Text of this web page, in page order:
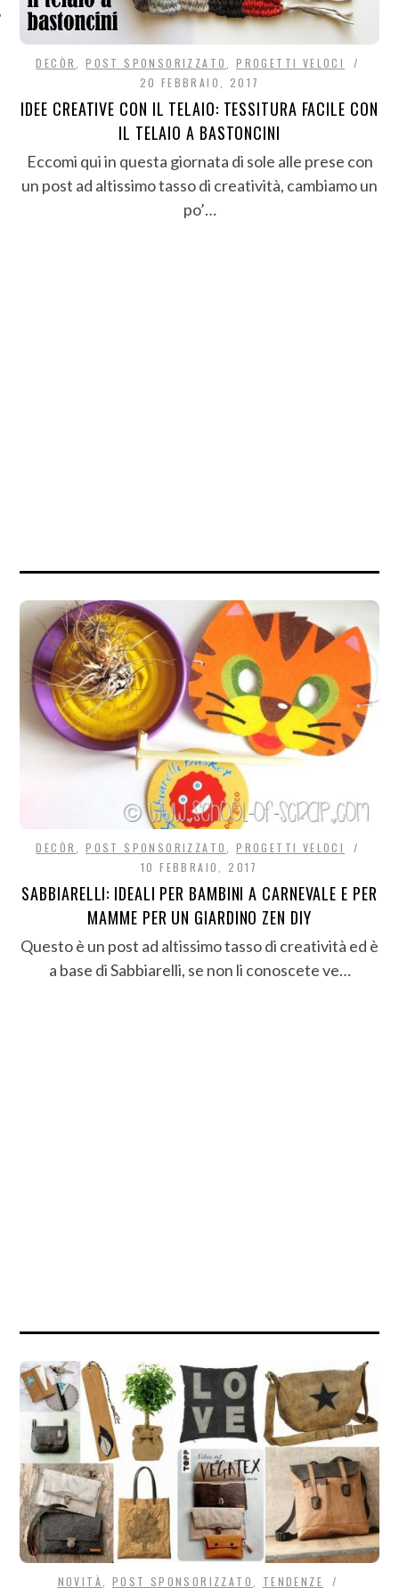
DECÒR ,POST SPONSORIZZATO ,PROGETTI VELOCI
20 FEBBRAIO, 2017
IDEE CREATIVE CON IL TELAIO: TESSITURA FACILE CON
IL TELAIO A BASTONCINI
Eccomi qui in questa giornata di sole alle prese con
un post ad altissimo tasso di creatività, cambiamo un
po’…
DECÒR,POST SPONSORIZZATO,PROGETTI VELOCI
10 FEBBRAIO, 2017
SABBIARELLI: IDEALI PER BAMBINI A CARNEVALE E PER
MAMME PER UN GIARDINO ZEN DIY
Questo è un post ad altissimo tasso di creatività ed è
a base di Sabbiarelli, se non li conoscete ve…
NOVITÀ POST SPONSORIZZATO
TENDENZE